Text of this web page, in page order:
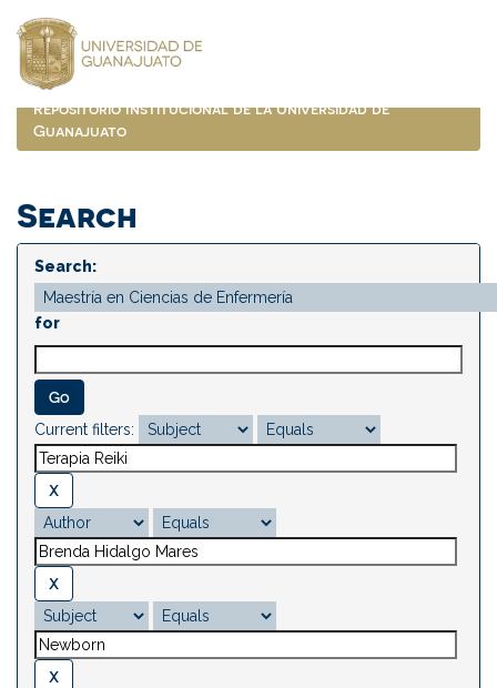
navigation
Repositorio Institucional de la Universidad de
Guanajuato
Search
Search:
for
Current filters: